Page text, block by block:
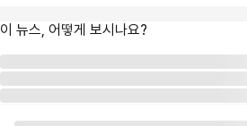
이 뉴스, 어떻게 보시나요?